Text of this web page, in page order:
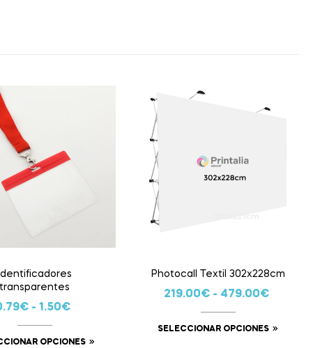
Identificadores
transparentes
€ -1.50€
OPCIONES
Photocall Textil 302x228cm
219.00€ - 479.00€
SELECCIONAR OPCIONES